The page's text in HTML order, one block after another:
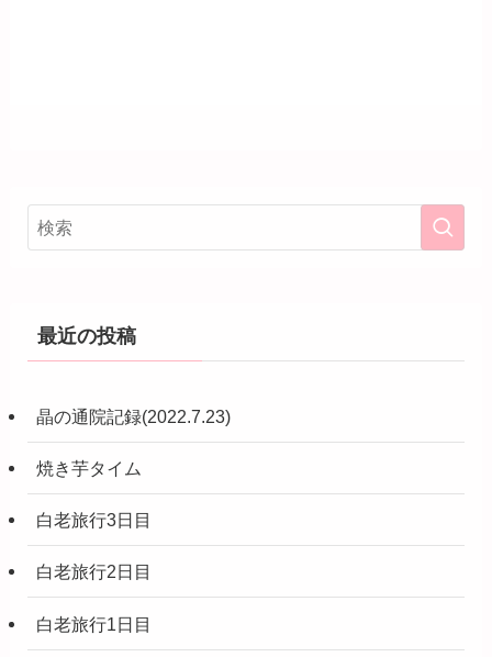
最近の投稿
晶の通院記録(2022.7.23)
焼き芋タイム
白老旅行3日目
白老旅行2日目
白老旅行1日目